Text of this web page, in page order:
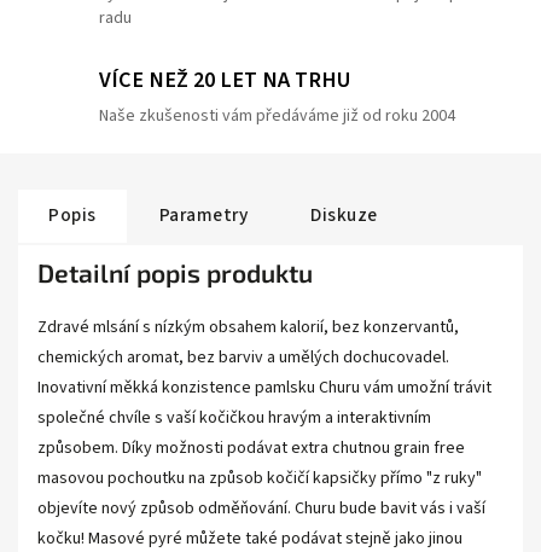
radu
VÍCE NEŽ 20 LET NA TRHU
Naše zkušenosti vám předáváme již od roku 2004
Popis Parametry Diskuze
Detailní popis produktu
Zdravé mlsání s nízkým obsahem kalorií, bez konzervantů,
chemických aromat, bez barviv a umělých dochucovadel.
Inovativní měkká konzistence pamlsku Churu vám umožní trávit
společné chvíle s vaší kočičkou hravým a interaktivním
způsobem. Díky možnosti podávat extra chutnou grain free
masovou pochoutku na způsob kočičí kapsičky přímo "z ruky"
objevíte nový způsob odměňování. Churu bude bavit vás i vaší
kočku! Masové pyré můžete také podávat stejně jako jinou